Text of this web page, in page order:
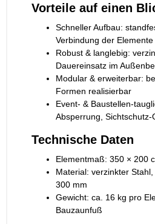
Vorteile auf einen
Schneller Aufbau:
Verbindung der Elemente
Robust & langlebig:
Dauereinsatz im
Modular & erweiterbar:
Formen realisierbar
Event- & Baustellen-
Absperrung,
Technische Daten
Elementmaß: 350 × 200
Material: verzinkter
300 mm
Gewicht: ca. 16 kg pro
Bauzaunfuß